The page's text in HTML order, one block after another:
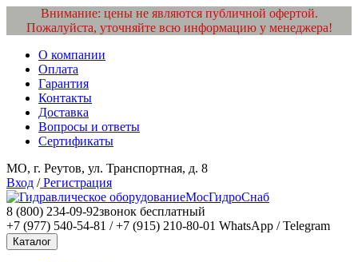
Внимание: цены не являются публичной офертой.
Пожалуйста, уточняйте всю информацию у менеджера!
О компании
Оплата
Гарантия
Контакты
Доставка
Вопросы и ответы
Сертификаты
МО, г. Реутов, ул. Транспортная, д. 8
Вход /Регистрация
МосГидроСнаб
8 (800) 234-09-92звонок бесплатный
+7 (977) 540-54-81 / +7 (915) 210-80-01 WhatsApp / Telegram
Каталог